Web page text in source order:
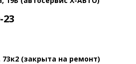
23
(закрыта на ремонт)